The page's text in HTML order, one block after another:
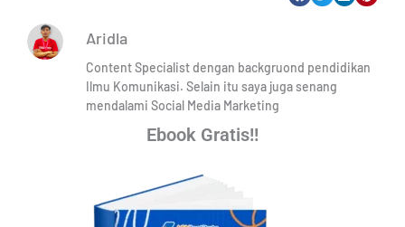
Aridla
Content Specialist dengan backgruond pendidikan
Ilmu Komunikasi. Selain itu saya juga senang
mendalami Social Media Marketing
Ebook Gratis!!